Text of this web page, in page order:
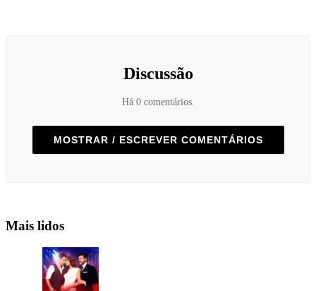
Discussão
Há 0 comentários.
MOSTRAR / ESCREVER COMENTÁRIOS
Mais lidos